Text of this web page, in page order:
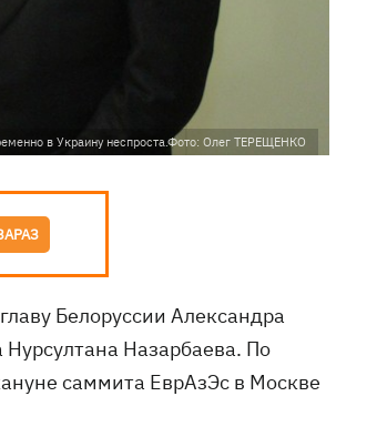
в Украину неспроста.Фото: Олег ТЕРЕЩЕНКО
Белоруссии Александра
Назарбаева. По
саммита ЕврАзЭс в Москве